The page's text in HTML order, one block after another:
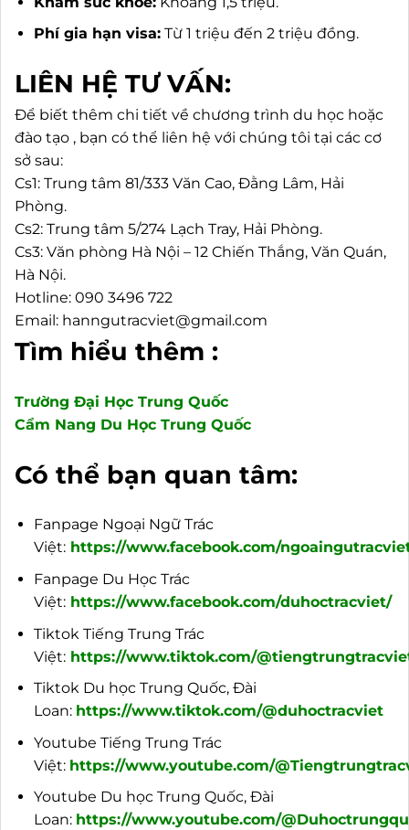
Phí gia hạn visa:Từ 1 triệu đến 2 triệu đồng.
LIÊN HỆ TƯ VẤN:
Để biết thêm chi tiết về chương trình du học hoặc
đào tạo , bạn có thể liên hệ với chúng tôi tại các cơ
sở sau:
Cs1: Trung tâm 81/333 Văn Cao, Đằng Lâm, Hải
Phòng.
Cs2: Trung tâm 5/274 Lạch Tray, Hải Phòng.
Cs3: Văn phòng Hà Nội – 12 Chiến Thắng, Văn Quán,
Hà Nội.
Hotline: 090 3496 722
Email: hanngutracviet@gmail.com
Tìm hiểu thêm :
Trường Đại Học Trung Quốc
Cẩm Nang Du Học Trung Quốc
Có thể bạn quan tâm:
Fanpage Ngoại Ngữ Trác
Việt: https://www.facebook.com/
Fanpage Du Học Trác
Việt:https://www.facebook.com/duhoctracviet/
Tiktok Tiếng Trung Trác
Việt: https://www.tiktok.com/
Tiktok Du học Trung Quốc, Đài
Loan: https://www.tiktok.com/@duhoctracviet
Youtube Tiếng Trung Trác
Việt: https://www.youtube.com/
Youtube Du học Trung Quốc, Đài
Loan: https://www.youtube.com/